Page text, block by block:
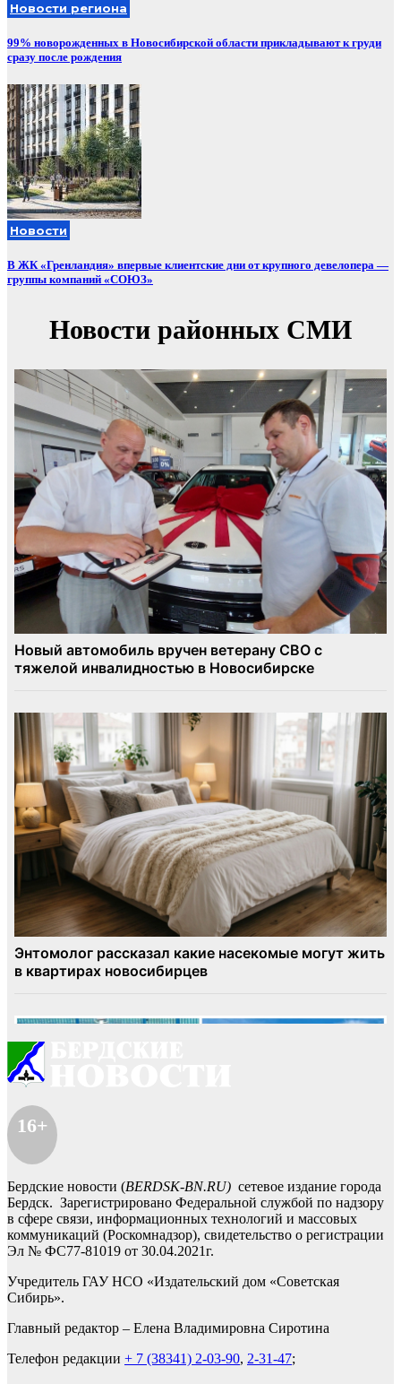
Новости региона
99% новорожденных в Новосибирской области прикладывают к груди
сразу после рождения
Новости
В ЖК «Гренландия» впервые клиентские дни от крупного девелопера —
группы компаний «СОЮЗ»
16+
Бердские новости (BERDSK-BN.RU) сетевое издание города
Бердск. Зарегистрировано Федеральной службой по надзору
в сфере связи, информационных технологий и массовых
коммуникаций (Роскомнадзор), свидетельство о регистрации
Эл № ФС77-81019 от 30.04.2021г.
Учредитель ГАУ НСО «Издательский дом «Советская
Сибирь».
Главный редактор – Елена Владимировна Сиротина
Телефон редакции + 7 (38341) 2-03-90, 2-31-47;